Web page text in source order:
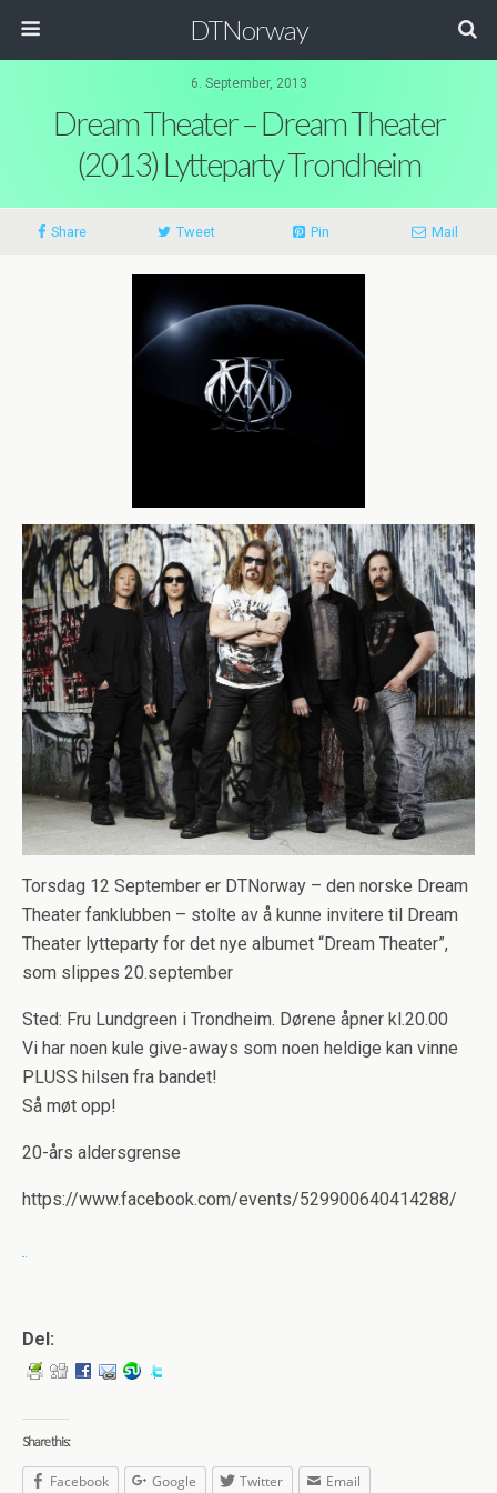
DTNorway
6. September, 2013
Dream Theater – Dream Theater
(2013) Lytteparty Trondheim
Share Tweet Pin Mail
Torsdag 12 September er DTNorway – den norske Dream
Theater fanklubben – stolte av å kunne invitere til Dream
Theater lytteparty for det nye albumet “Dream Theater”,
som slippes 20.september
Sted: Fru Lundgreen i Trondheim. Dørene åpner kl.20.00
Vi har noen kule give-aways som noen heldige kan vinne
PLUSS hilsen fra bandet!
Så møt opp!
20-års aldersgrense
https://www.facebook.com/events/529900640414288/
Del:
Share this:
Facebook Google Twitter Email